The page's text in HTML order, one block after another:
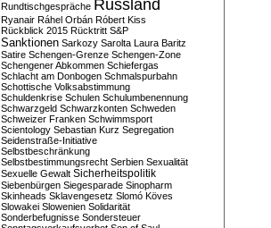
Rundtischgespräche Russland
Ryanair Ráhel Orbán Róbert Kiss
Rückblick 2015 Rücktritt S&P
Sanktionen Sarkozy Sarolta Laura Baritz
Satire Schengen-Grenze Schengen-Zone
Schengener Abkommen Schiefergas
Schlacht am Donbogen Schmalspurbahn
Schottische Volksabstimmung
Schuldenkrise Schulen Schulumbenennung
Schwarzgeld Schwarzkonten Schweden
Schweizer Franken Schwimmsport
Scientology Sebastian Kurz Segregation
Seidenstraße-Initiative
Selbstbeschränkung
Selbstbestimmungsrecht Serbien Sexualität
Sexuelle Gewalt Sicherheitspolitik
Siebenbürgen Siegesparade Sinopharm
Skinheads Sklavengesetz Slomó Köves
Slowakei Slowenien Solidarität
Sonderbefugnisse Sondersteuer